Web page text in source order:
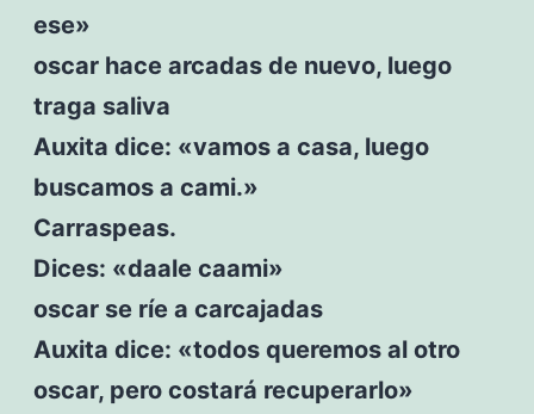
ese»
oscar hace arcadas de nuevo, luego
traga saliva
Auxita dice: «vamos a casa, luego
buscamos a cami.»
Carraspeas.
Dices: «daale caami»
oscar se ríe a carcajadas
Auxita dice: «todos queremos al otro
oscar, pero costará recuperarlo»